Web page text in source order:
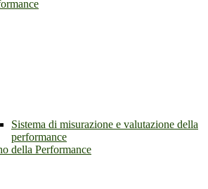
Sistema di misurazione e valutazione della
performance
della Performance